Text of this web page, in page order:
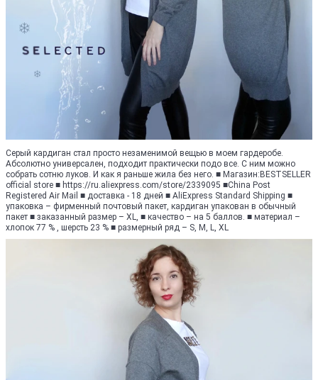
Серый кардиган стал просто незаменимой вещью в моем гардеробе.
Абсолютно универсален, подходит практически подо все. С ним можно
собрать сотню луков. И как я раньше жила без него. ■ Магазин:BESTSELLER
official store ■ https://ru.aliexpress.com/store/2339095 ■China Post
Registered Air Mail ■ доставка - 18 дней ■ AliExpress Standard Shipping ■
упаковка – фирменный почтовый пакет, кардиган упакован в обычный
пакет ■ заказанный размер – XL, ■ качество – на 5 баллов. ■ материал –
хлопок 77 % , шерсть 23 % ■ размерный ряд – S, M, L, XL